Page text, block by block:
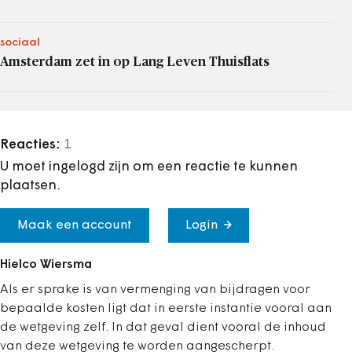
sociaal
Amsterdam zet in op Lang Leven Thuisflats
Reacties: 1
U moet ingelogd zijn om een reactie te kunnen
plaatsen.
Maak een account Login
Hielco Wiersma
Als er sprake is van vermenging van bijdragen voor
bepaalde kosten ligt dat in eerste instantie vooral aan
de wetgeving zelf. In dat geval dient vooral de inhoud
van deze wetgeving te worden aangescherpt.